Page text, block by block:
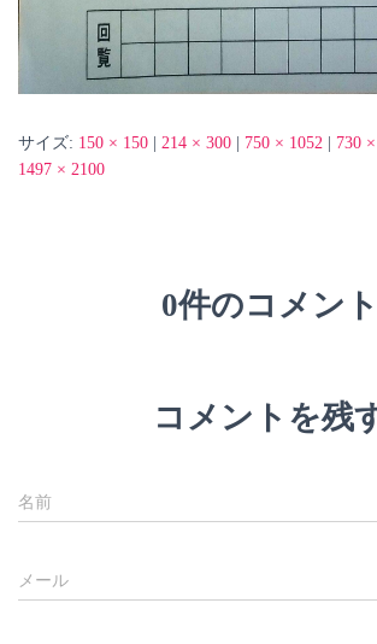
サイズ: 150 × 150 214 × 300 750 × 1052 730
1497 × 2100
0件のコメント
コメントを残
名前
メール